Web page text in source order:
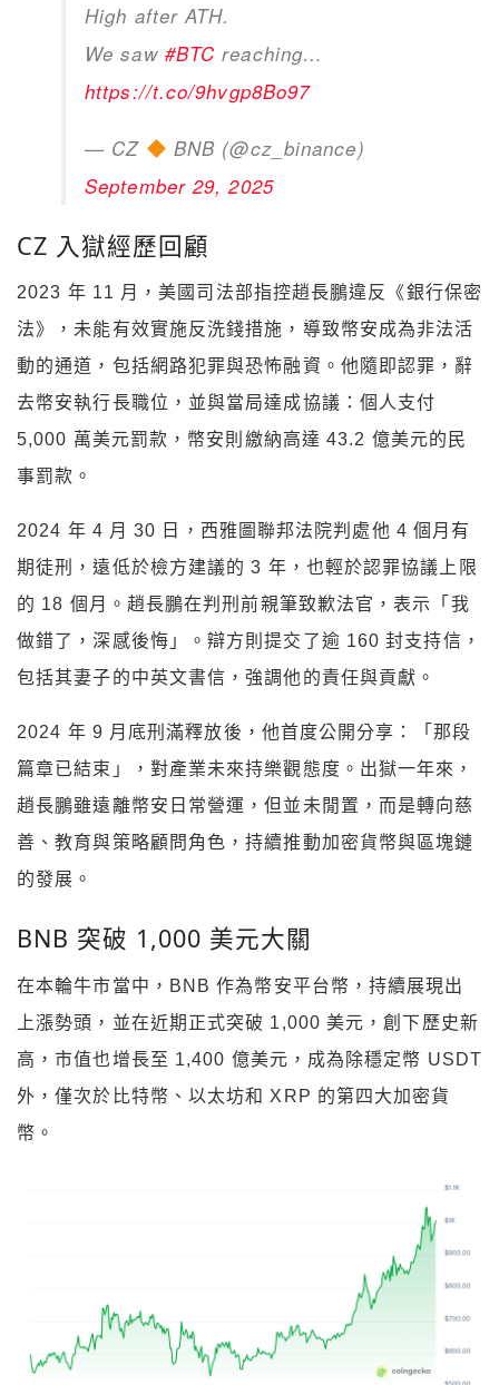
High after ATH.
We saw #BTC reaching…
https://t.co/9hvgp8Bo97
— CZ
BNB (@cz_binance)
September 29, 2025
CZ 入獄經歷回顧
2023 年 11 月，美國司法部指控趙長鵬違反《銀行保密
法》，未能有效實施反洗錢措施，導致幣安成為非法活
動的通道，包括網路犯罪與恐怖融資。他隨即認罪，辭
去幣安執行長職位，並與當局達成協議：個人支付
5,000 萬美元罰款，幣安則繳納高達 43.2 億美元的民
事罰款。
2024 年 4 月 30 日，西雅圖聯邦法院判處他 4 個月有
期徒刑，遠低於檢方建議的 3 年，也輕於認罪協議上限
的 18 個月。趙長鵬在判刑前親筆致歉法官，表示「我
做錯了，深感後悔」。辯方則提交了逾 160 封支持信，
包括其妻子的中英文書信，強調他的責任與貢獻。
2024 年 9 月底刑滿釋放後，他首度公開分享：「那段
篇章已結束」，對產業未來持樂觀態度。出獄一年來，
趙長鵬雖遠離幣安日常營運，但並未閒置，而是轉向慈
善、教育與策略顧問角色，持續推動加密貨幣與區塊鏈
的發展。
BNB 突破 1,000 美元大關
在本輪牛市當中，BNB 作為幣安平台幣，持續展現出
上漲勢頭，並在近期正式突破 1,000 美元，創下歷史新
高，市值也增長至 1,400 億美元，成為除穩定幣 USDT
外，僅次於比特幣、以太坊和 XRP 的第四大加密貨
幣。